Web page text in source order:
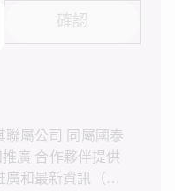
確認
屬公司 同屬國泰
廣 合作夥伴提供
廣和最新資訊（統